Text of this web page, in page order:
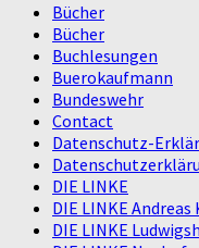
Bücher
Bücher
Buchlesungen
Buerokaufmann
Bundeswehr
Contact
Datenschutz-
DIE LINKE
DIE LINKE
DIE LINKE